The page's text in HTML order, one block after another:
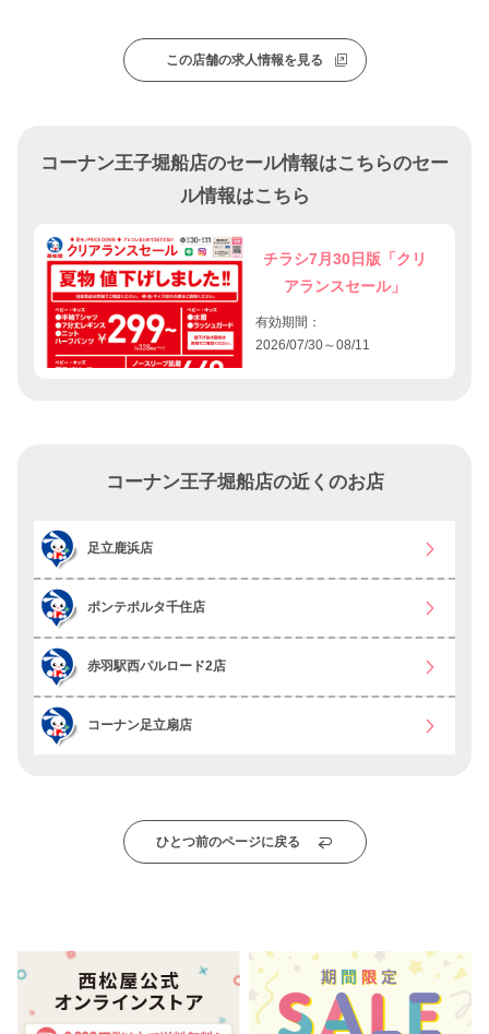
この店舗の求人情報を見る
コーナン王子堀船店のセール情報はこちらのセー
ル情報はこちら
チラシ7月30日版「クリ
アランスセール」
有効期間：
2026/07/30～08/11
コーナン王子堀船店の近くのお店
足立鹿浜店
ポンテポルタ千住店
赤羽駅西パルロード2店
コーナン足立扇店
ひとつ前のページに戻る